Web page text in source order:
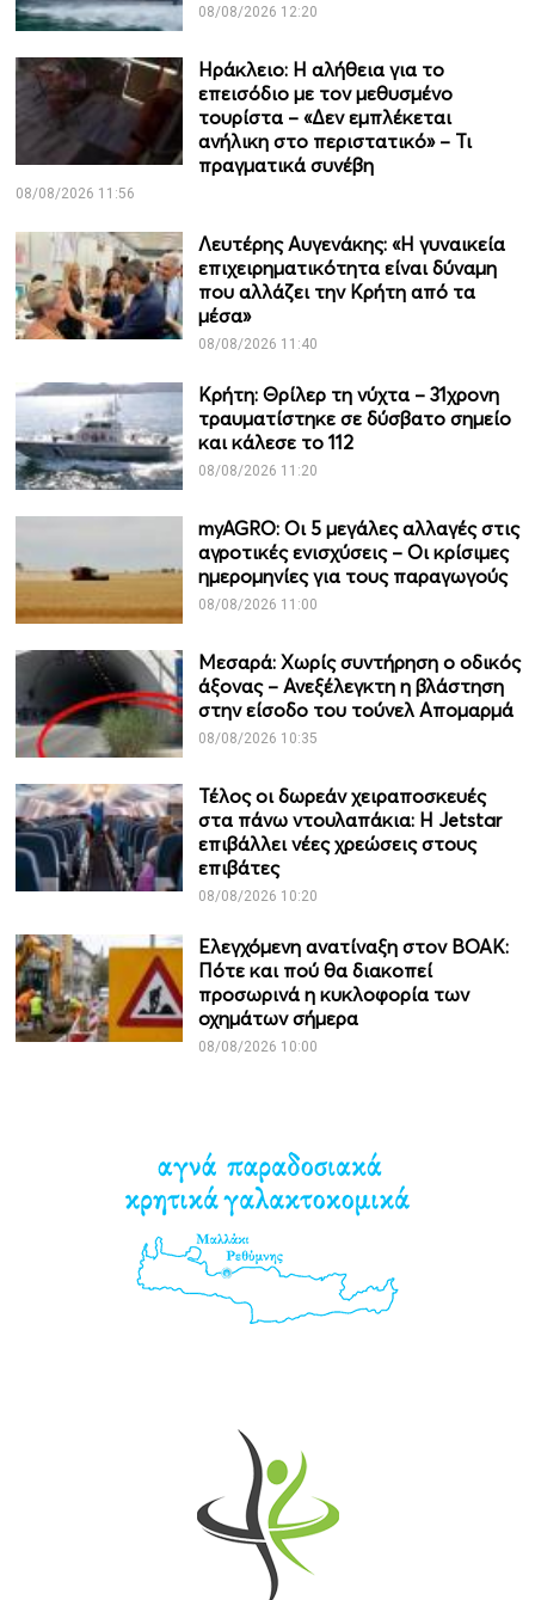
08/08/2026 12:20
Ηράκλειο: Η αλήθεια για το
επεισόδιο με τον μεθυσμένο
τουρίστα – «Δεν εμπλέκεται
ανήλικη στο περιστατικό» – Τι
πραγματικά συνέβη
08/08/2026 11:56
Λευτέρης Αυγενάκης: «Η γυναικεία
επιχειρηματικότητα είναι δύναμη
που αλλάζει την Κρήτη από τα
μέσα»
08/08/2026 11:40
Κρήτη: Θρίλερ τη νύχτα – 31χρονη
τραυματίστηκε σε δύσβατο σημείο
και κάλεσε το 112
08/08/2026 11:20
myAGRO: Οι 5 μεγάλες αλλαγές στις
αγροτικές ενισχύσεις – Οι κρίσιμες
ημερομηνίες για τους παραγωγούς
08/08/2026 11:00
Μεσαρά: Χωρίς συντήρηση ο οδικός
άξονας – Ανεξέλεγκτη η βλάστηση
στην είσοδο του τούνελ Απομαρμά
08/08/2026 10:35
Τέλος οι δωρεάν χειραποσκευές
στα πάνω ντουλαπάκια: Η Jetstar
επιβάλλει νέες χρεώσεις στους
επιβάτες
08/08/2026 10:20
Ελεγχόμενη ανατίναξη στον ΒΟΑΚ:
Πότε και πού θα διακοπεί
προσωρινά η κυκλοφορία των
οχημάτων σήμερα
08/08/2026 10:00